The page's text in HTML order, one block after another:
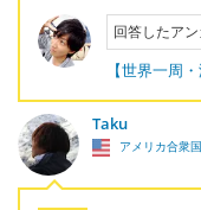
回答したア
【世界一周
Taku
アメリカ合衆国